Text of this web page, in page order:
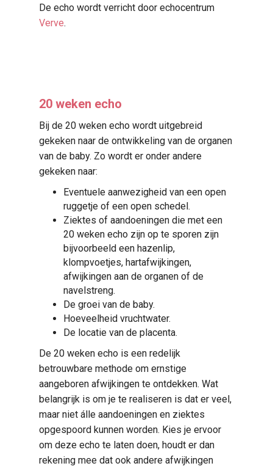
De echo wordt verricht door echocentrum
Verve.
20 weken echo
Bij de 20 weken echo wordt uitgebreid
gekeken naar de ontwikkeling van de organen
van de baby. Zo wordt er onder andere
gekeken naar:
Eventuele aanwezigheid van een open
ruggetje of een open schedel.
Ziektes of aandoeningen die met een
20 weken echo zijn op te sporen zijn
bijvoorbeeld een hazenlip,
klompvoetjes, hartafwijkingen,
afwijkingen aan de organen of de
navelstreng.
De groei van de baby.
Hoeveelheid vruchtwater.
De locatie van de placenta.
De 20 weken echo is een redelijk
betrouwbare methode om ernstige
aangeboren afwijkingen te ontdekken. Wat
belangrijk is om je te realiseren is dat er veel,
maar niet álle aandoeningen en ziektes
opgespoord kunnen worden. Kies je ervoor
om deze echo te laten doen, houdt er dan
rekening mee dat ook andere afwijkingen